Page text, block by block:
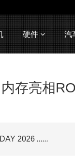
硬件 汽
存亮相
2026 ......